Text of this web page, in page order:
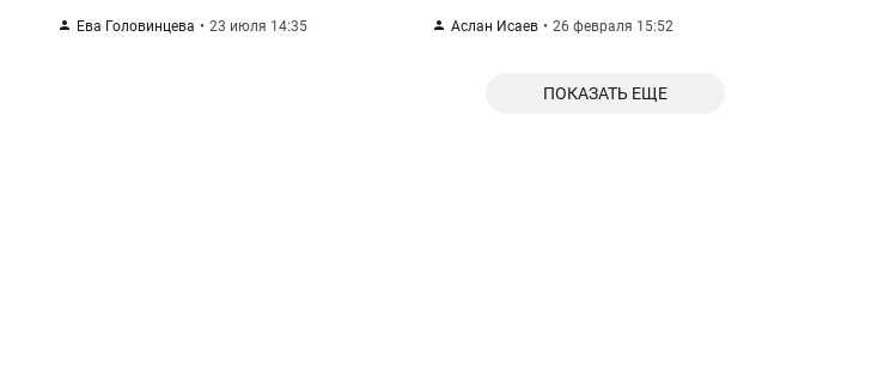
Ева Головинцева 23 июля 14:35 Аслан Исаев 26 февраля 15:52
ПОКАЗАТЬ ЕЩЕ